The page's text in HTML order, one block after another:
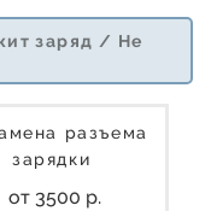
заряд / Не
разъема
зарядки
от 3500 р.